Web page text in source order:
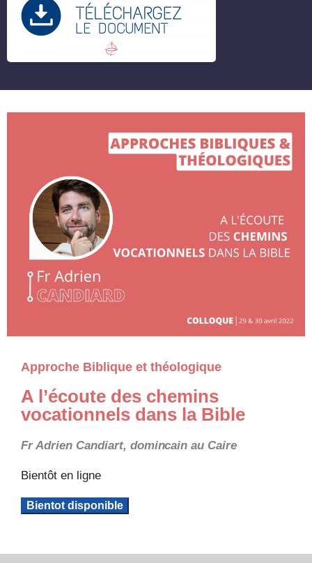
Approche Biblique et théologique
A l’écoute des chemins
vocationnels dans la Bible
Fr Adrien Candiart, domincain au Caire
Bientôt en ligne
Bientot disponible